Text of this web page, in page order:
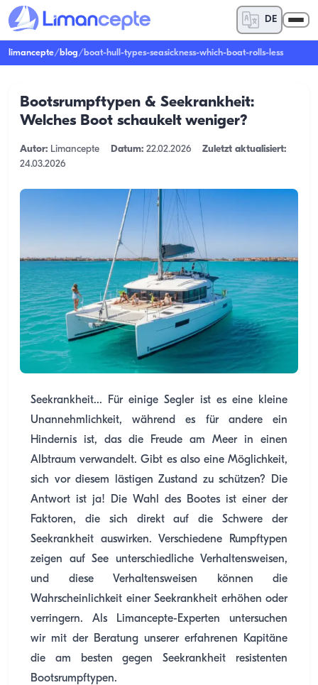
DE
limancepte/blog/boat-hull-types-seasickness-which-boat-rolls-less
Bootsrumpftypen & Seekrankheit:
Welches Boot schaukelt weniger?
Autor: Limancepte Datum: 22.02.2026
Zuletzt aktualisiert:
24.03.2026
Seekrankheit... Für einige Segler ist es eine kleine
Unannehmlichkeit, während es für andere ein
Hindernis ist, das die Freude am Meer in einen
Albtraum verwandelt. Gibt es also eine Möglichkeit,
sich vor diesem lästigen Zustand zu schützen? Die
Antwort ist ja! Die Wahl des Bootes ist einer der
Faktoren, die sich direkt auf die Schwere der
Seekrankheit auswirken. Verschiedene Rumpftypen
zeigen auf See unterschiedliche Verhaltensweisen,
und diese Verhaltensweisen können die
Wahrscheinlichkeit einer Seekrankheit erhöhen oder
verringern. Als Limancepte-Experten untersuchen
wir mit der Beratung unserer erfahrenen Kapitäne
die am besten gegen Seekrankheit resistenten
Bootsrumpftypen.